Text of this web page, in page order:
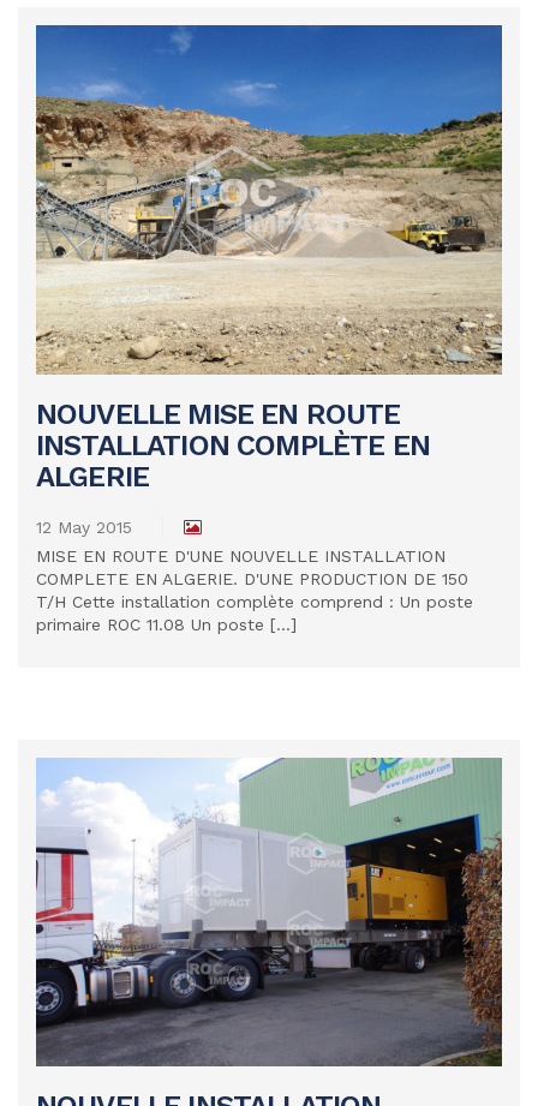
READ MORE
NOUVELLE MISE EN ROUTE
INSTALLATION COMPLÈTE EN
ALGERIE
12 May 2015
MISE EN ROUTE D'UNE NOUVELLE INSTALLATION
COMPLETE EN ALGERIE. D'UNE PRODUCTION DE 150
T/H Cette installation complète comprend : Un poste
primaire ROC 11.08 Un poste [...]